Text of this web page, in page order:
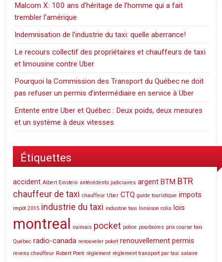
Malcom X: 100 ans d’héritage de l’homme qui a fait
trembler l’amérique
Indemnisation de l’industrie du taxi: quelle aberrance!
Le recours collectif des propriétaires et chauffeurs de taxi
et limousine contre Uber
Pourquoi la Commission des Transport du Québec ne doit
pas refuser un permis d’intermédiaire en service à Uber
Entente entre Uber et Québec : Deux poids, deux mesures
et un système à deux vitesses
Étiquettes
accident Albert Einstein antécédents judiciaires argent BTM BTR
chauffeur de taxi chauffeur Uber CTQ guide touristique impots
impôt 2015 industrie du taxi industrie taxi livraison colis lois
montreal ouimais pocket police pourboires prix course taxi
Québec radio-canada renouveler poket renouvellement permis
revenu chauffeur Robert Poeti règlement règlement transport par taxi salaire